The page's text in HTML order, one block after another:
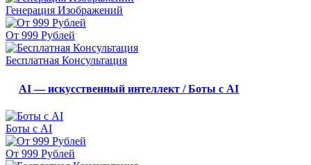
Генерация Изображений
От 999 Рублей
Бесплатная Консультация
AI — искусственный интеллект / Боты с AI
Боты с AI
От 999 Рублей